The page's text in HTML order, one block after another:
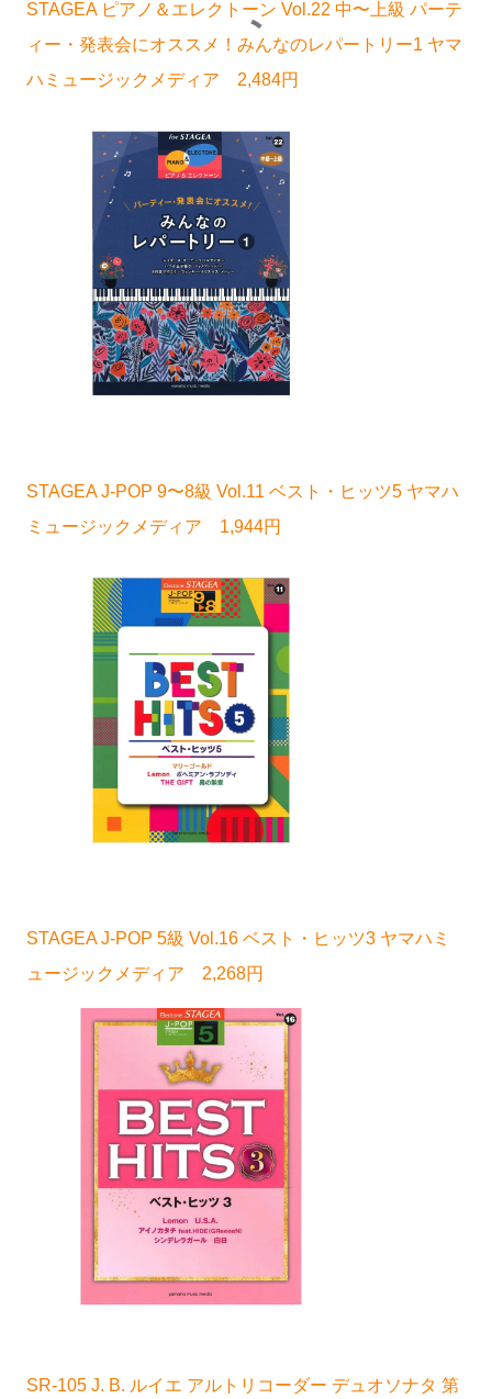
STAGEA ピアノ＆エレクトーン Vol.22 中〜上級 パーテ
ィー・発表会にオススメ！みんなのレパートリー1 ヤマ
ハミュージックメディア 2,484円
STAGEA J-POP 9〜8級 Vol.11 ベスト・ヒッツ5 ヤマハ
ミュージックメディア 1,944円
STAGEA J-POP 5級 Vol.16 ベスト・ヒッツ3 ヤマハミ
ュージックメディア 2,268円
SR-105 J. B. ルイエ アルトリコーダー デュオソナタ 第